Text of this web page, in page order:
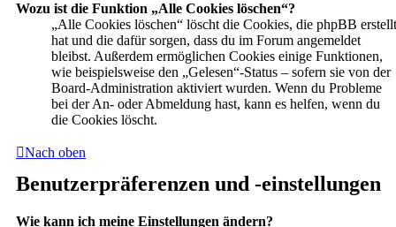
Wozu ist die Funktion „Alle Cookies löschen“?
„Alle Cookies löschen“ löscht die Cookies, die phpBB erstellt
hat und die dafür sorgen, dass du im Forum angemeldet
bleibst. Außerdem ermöglichen Cookies einige Funktionen,
wie beispielsweise den „Gelesen“-Status – sofern sie von der
Board-Administration aktiviert wurden. Wenn du Probleme
bei der An- oder Abmeldung hast, kann es helfen, wenn du
die Cookies löscht.
Nach oben
Benutzerpräferenzen und -einstellungen
Wie kann ich meine Einstellungen ändern?